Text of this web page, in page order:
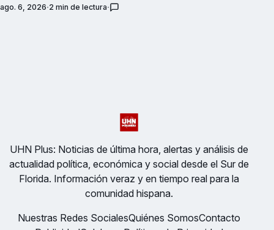
ago. 6, 2026 2 min de lectura
UHN Plus: Noticias de última hora, alertas y análisis de
actualidad política, económica y social desde el Sur de
Florida. Información veraz y en tiempo real para la
comunidad hispana.
Nuestras Redes SocialesQuiénes SomosContacto